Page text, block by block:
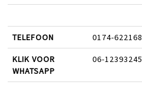
TELEFOON 0174-622168
KLIK VOOR
WHATSAPP
06-12393245